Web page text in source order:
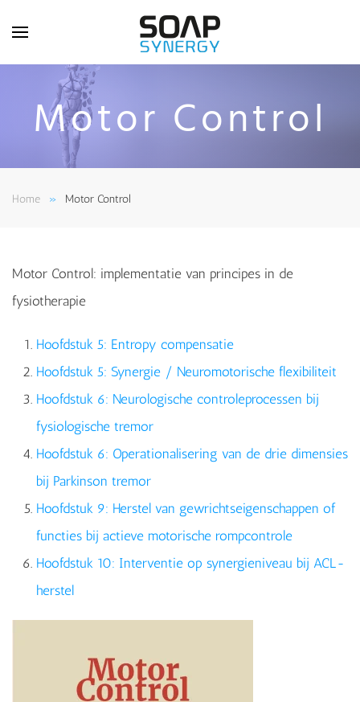
Skip to main content
Motor Control
Home Motor Control
Motor Control: implementatie van principes in de
fysiotherapie
Hoofdstuk 5: Entropy compensatie
Hoofdstuk 5: Synergie / Neuromotorische flexibiliteit
Hoofdstuk 6: Neurologische controleprocessen bij
fysiologische tremor
Hoofdstuk 6: Operationalisering van de drie dimensies
bij Parkinson tremor
Hoofdstuk 9: Herstel van gewrichtseigenschappen of
functies bij actieve motorische rompcontrole
Hoofdstuk 10: Interventie op synergieniveau bij ACL-
herstel